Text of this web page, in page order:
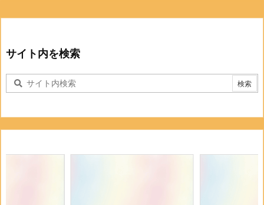
サイト内を検索